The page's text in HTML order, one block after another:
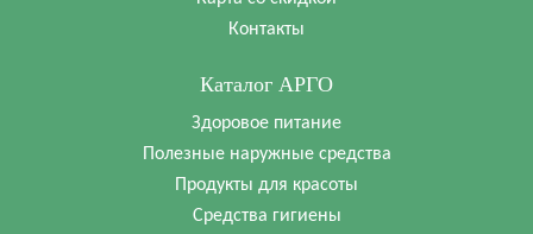
Контакты
Каталог АРГО
Здоровое питание
Полезные наружные средства
Продукты для красоты
Средства гигиены